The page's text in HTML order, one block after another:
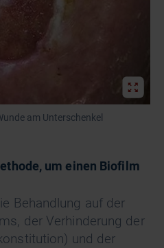
am Unterschenkel
um einen Biofilm
Behandlung auf der
der Verhinderung der
und der